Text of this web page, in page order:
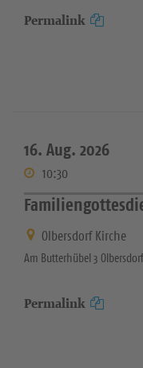
Permalink
16. Aug. 2026
10:30
Olbersdorf Kirche
Am Butterhübel 3 Olbersdorf
Permalink